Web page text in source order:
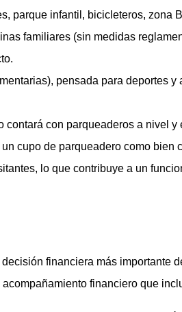
parque infantil, bicicleteros, zona
familiares (sin medidas
pensada para deportes y
contará con parqueaderos a nivel y
cupo de parqueadero como bien
lo que contribuye a un
financiera más importante
financiero que